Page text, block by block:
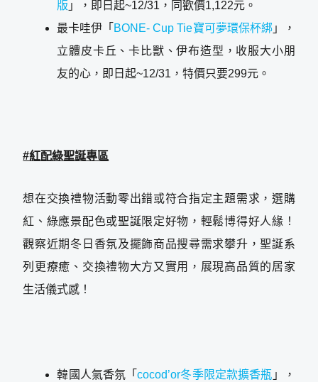
版 」，即日起~12/31，同歡價1,122元。
最卡哇伊「 BONE- Cup Tie寶可夢環保杯綁」，
立體皮卡丘、卡比獸、伊布造型，收服大小朋
友的心，即日起~12/31，特價只要299元。
#紅配綠聖誕專區
想在交換禮物活動零出錯或符合指定主題需求，選購
紅、綠應景配色或聖誕限定好物，輕鬆博得好人緣！
觀察近期冬日香氛及擺飾商品搜尋需求攀升，聖誕系
列更療癒、交換禮物大方又實用，展現高品質的居家
生活儀式感！
韓國人氣香氛「cocod’or冬季限定款擴香瓶 」，